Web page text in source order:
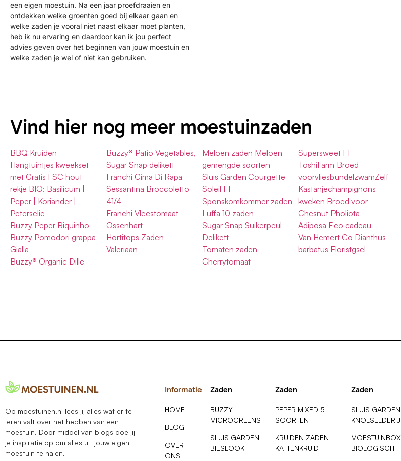
een eigen moestuin. Na een jaar proefdraaien en
ontdekken welke groenten goed bij elkaar gaan en
welke zaden je vooral niet naast elkaar moet planten,
heb ik nu ervaring en daardoor kan ik jou perfect
advies geven over het beginnen van jouw moestuin en
welke zaden je wel of niet kan gebruiken.
Vind hier nog meer moestuinzaden
BBQ Kruiden
Hangtuintjes kweekset
met Gratis FSC hout
rekje BIO: Basilicum |
Peper | Koriander |
Peterselie
Buzzy Peper Biquinho
Buzzy Pomodori grappa
Gialla
Buzzy® Organic Dille
Buzzy® Patio Vegetables,
Sugar Snap delikett
Franchi Cima Di Rapa
Sessantina Broccoletto
41/4
Franchi Vleestomaat
Ossenhart
Hortitops Zaden
Valeriaan
Meloen zaden Meloen
gemengde soorten
Sluis Garden Courgette
Soleil F1
Sponskomkommer zaden
Luffa 10 zaden
Sugar Snap Suikerpeul
Delikett
Tomaten zaden
Cherrytomaat
Supersweet F1
ToshiFarm Broed
voorvliesbundelzwamZelf
Kastanjechampignons
kweken Broed voor
Chesnut Pholiota
Adiposa Eco cadeau
Van Hemert Co Dianthus
barbatus Floristgsel
Op moestuinen.nl lees jij alles wat er te
leren valt over het hebben van een
moestuin. Door middel van blogs doe jij
je inspiratie op om alles uit jouw eigen
moestuin te halen.
Informatie
HOME
BLOG
OVER
ONS
Zaden
BUZZY
MICROGREENS
SLUIS GARDEN
BIESLOOK
Zaden
PEPER MIXED 5
SOORTEN
KRUIDEN ZADEN
KATTENKRUID
Zaden
SLUIS GARDEN
KNOLSELDERIJ
MOESTUINBOX
BIOLOGISCH